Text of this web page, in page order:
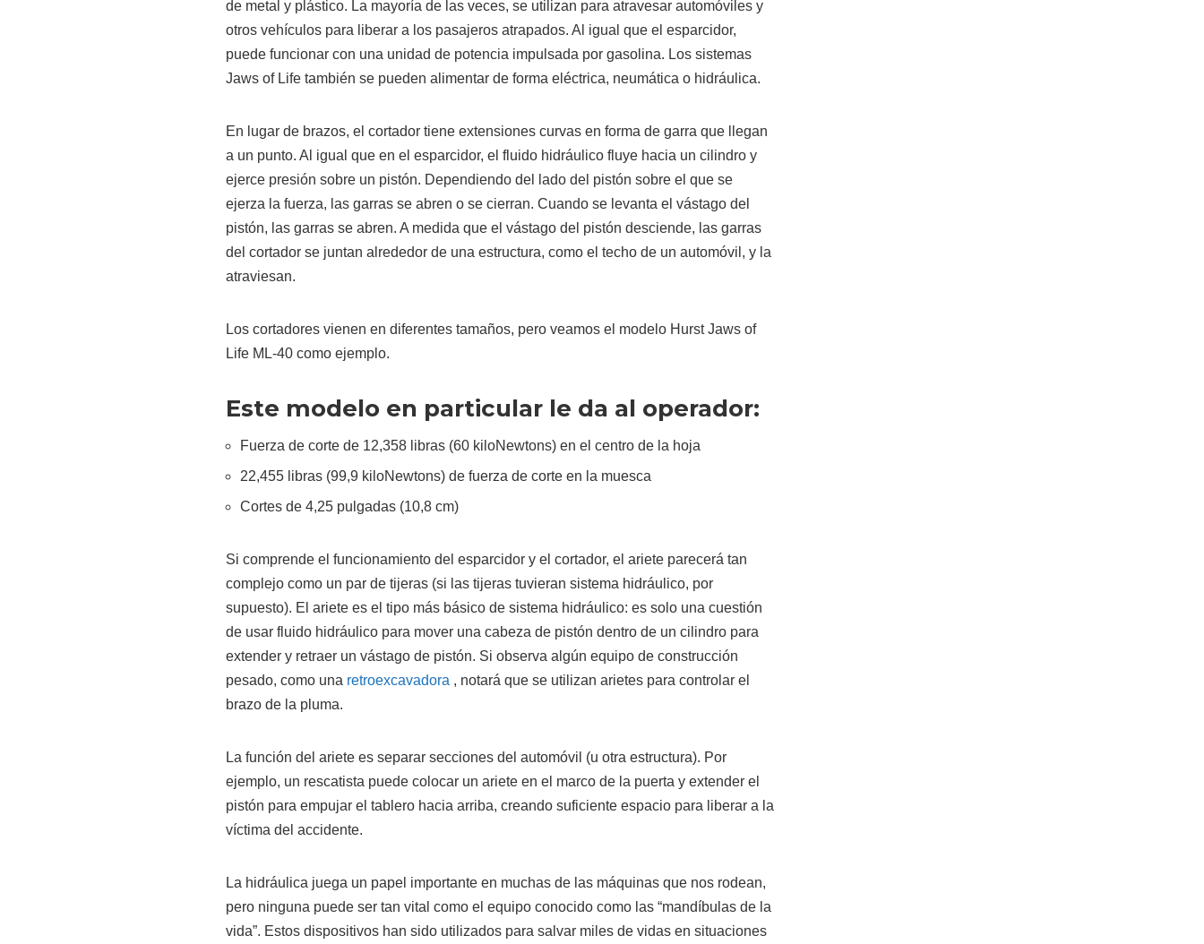
de metal y plástico. La mayoría de las veces, se utilizan para atravesar automóviles y
otros vehículos para liberar a los pasajeros atrapados. Al igual que el esparcidor,
puede funcionar con una unidad de potencia impulsada por gasolina. Los sistemas
Jaws of Life también se pueden alimentar de forma eléctrica, neumática o hidráulica.
En lugar de brazos, el cortador tiene extensiones curvas en forma de garra que llegan
a un punto. Al igual que en el esparcidor, el fluido hidráulico fluye hacia un cilindro y
ejerce presión sobre un pistón. Dependiendo del lado del pistón sobre el que se
ejerza la fuerza, las garras se abren o se cierran. Cuando se levanta el vástago del
pistón, las garras se abren. A medida que el vástago del pistón desciende, las garras
del cortador se juntan alrededor de una estructura, como el techo de un automóvil, y la
atraviesan.
Los cortadores vienen en diferentes tamaños, pero veamos el modelo Hurst Jaws of
Life ML-40 como ejemplo.
Este modelo en particular le da al operador:
Fuerza de corte de 12,358 libras (60 kiloNewtons) en el centro de la hoja
22,455 libras (99,9 kiloNewtons) de fuerza de corte en la muesca
Cortes de 4,25 pulgadas (10,8 cm)
Si comprende el funcionamiento del esparcidor y el cortador, el ariete parecerá tan
complejo como un par de tijeras (si las tijeras tuvieran sistema hidráulico, por
supuesto). El ariete es el tipo más básico de sistema hidráulico: es solo una cuestión
de usar fluido hidráulico para mover una cabeza de pistón dentro de un cilindro para
extender y retraer un vástago de pistón. Si observa algún equipo de construcción
pesado, como una retroexcavadora , notará que se utilizan arietes para controlar el
brazo de la pluma.
La función del ariete es separar secciones del automóvil (u otra estructura). Por
ejemplo, un rescatista puede colocar un ariete en el marco de la puerta y extender el
pistón para empujar el tablero hacia arriba, creando suficiente espacio para liberar a la
víctima del accidente.
La hidráulica juega un papel importante en muchas de las máquinas que nos rodean,
pero ninguna puede ser tan vital como el equipo conocido como las “mandíbulas de la
vida”. Estos dispositivos han sido utilizados para salvar miles de vidas en situaciones